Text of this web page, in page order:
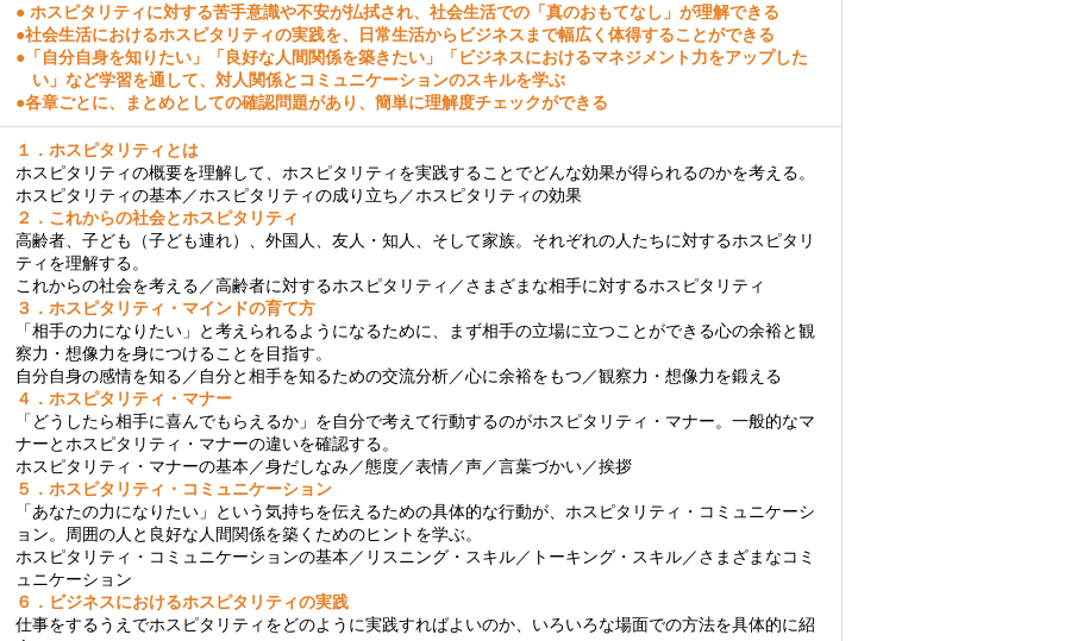
● ホスピタリティに対する苦手意識や不安が払拭され、社会生活での「真のおもてなし」が理解できる
●社会生活におけるホスピタリティの実践を、日常生活からビジネスまで幅広く体得することができる
●「自分自身を知りたい」「良好な人間関係を築きたい」「ビジネスにおけるマネジメント力をアップした
い」など学習を通して、対人関係とコミュニケーションのスキルを学ぶ
●各章ごとに、まとめとしての確認問題があり、簡単に理解度チェックができる
１．ホスピタリティとは
ホスピタリティの概要を理解して、ホスピタリティを実践することでどんな効果が得られるのかを考える。
ホスピタリティの基本／ホスピタリティの成り立ち／ホスピタリティの効果
２．これからの社会とホスピタリティ
高齢者、子ども（子ども連れ）、外国人、友人・知人、そして家族。それぞれの人たちに対するホスピタリ
ティを理解する。
これからの社会を考える／高齢者に対するホスピタリティ／さまざまな相手に対するホスピタリティ
３．ホスピタリティ・マインドの育て方
「相手の力になりたい」と考えられるようになるために、まず相手の立場に立つことができる心の余裕と観
察力・想像力を身につけることを目指す。
自分自身の感情を知る／自分と相手を知るための交流分析／心に余裕をもつ／観察力・想像力を鍛える
４．ホスピタリティ・マナー
「どうしたら相手に喜んでもらえるか」を自分で考えて行動するのがホスピタリティ・マナー。一般的なマ
ナーとホスピタリティ・マナーの違いを確認する。
ホスピタリティ・マナーの基本／身だしなみ／態度／表情／声／言葉づかい／挨拶
５．ホスピタリティ・コミュニケーション
「あなたの力になりたい」という気持ちを伝えるための具体的な行動が、ホスピタリティ・コミュニケーシ
ョン。周囲の人と良好な人間関係を築くためのヒントを学ぶ。
ホスピタリティ・コミュニケーションの基本／リスニング・スキル／トーキング・スキル／さまざまなコミ
ュニケーション
６．ビジネスにおけるホスピタリティの実践
仕事をするうえでホスピタリティをどのように実践すればよいのか、いろいろな場面での方法を具体的に紹